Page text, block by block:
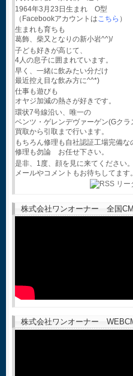
1964年3月23日生まれ O型
（Facebookアカウントはこちら ）
生まれも育ちも
葛飾、柴又となりの新小岩^^)/
子ども好きが高じて、
4人の息子に囲まれています。
早く、一緒に飲みたい分だけ
最近控え目な飲み方に^^*)
仕事も遊びも
オヤジ加減の熱さが好きです。
環状7号線沿い、唯一の
ベンツ・ゲレンデヴァーゲン(Gクラ
買取から引取まで行います。
もちろん修理も自社認証工場完備な
修理も勿論 お任せ下さい。
是非、1度、顔を見に来てください。
メールやコメントもお待ちしてます。
株式会社ワンオーナー 全国
株式会社ワンオーナー